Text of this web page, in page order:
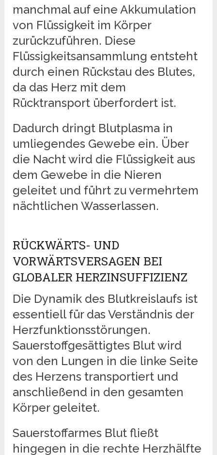
manchmal auf eine Akkumulation
von Flüssigkeit im Körper
zurückzuführen. Diese
Flüssigkeitsansammlung entsteht
durch einen Rückstau des Blutes,
da das Herz mit dem
Rücktransport überfordert ist.
Dadurch dringt Blutplasma in
umliegendes Gewebe ein. Über
die Nacht wird die Flüssigkeit aus
dem Gewebe in die Nieren
geleitet und führt zu vermehrtem
nächtlichen Wasserlassen.
RÜCKWÄRTS- UND
VORWÄRTSVERSAGEN BEI
GLOBALER HERZINSUFFIZIENZ
Die Dynamik des Blutkreislaufs ist
essentiell für das Verständnis der
Herzfunktionsstörungen.
Sauerstoffgesättigtes Blut wird
von den Lungen in die linke Seite
des Herzens transportiert und
anschließend in den gesamten
Körper geleitet.
Sauerstoffarmes Blut fließt
hingegen in die rechte Herzhälfte